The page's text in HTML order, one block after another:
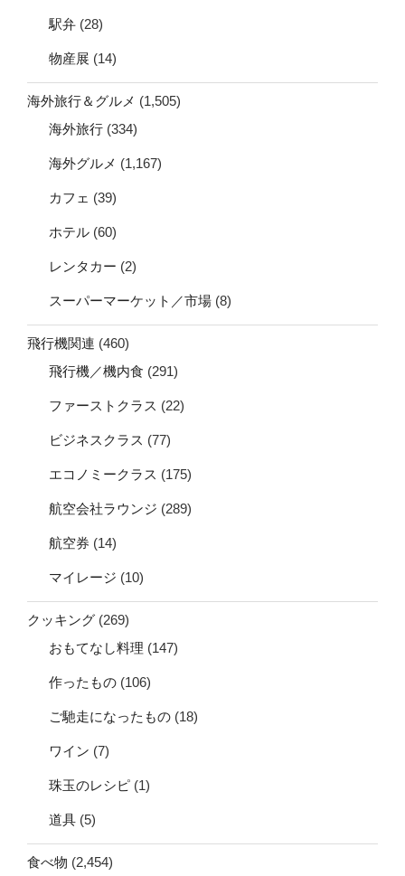
駅弁 (28)
物産展 (14)
海外旅行＆グルメ (1,505)
海外旅行 (334)
海外グルメ (1,167)
カフェ (39)
ホテル (60)
レンタカー (2)
スーパーマーケット／市場 (8)
飛行機関連 (460)
飛行機／機内食 (291)
ファーストクラス (22)
ビジネスクラス (77)
エコノミークラス (175)
航空会社ラウンジ (289)
航空券 (14)
マイレージ (10)
クッキング (269)
おもてなし料理 (147)
作ったもの (106)
ご馳走になったもの (18)
ワイン (7)
珠玉のレシピ (1)
道具 (5)
食べ物 (2,454)